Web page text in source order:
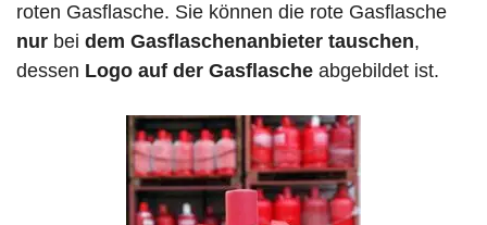
roten Gasflasche. Sie können die rote Gasflasche
nur bei dem Gasflaschenanbieter tauschen,
dessen Logo auf der Gasflasche abgebildet ist.